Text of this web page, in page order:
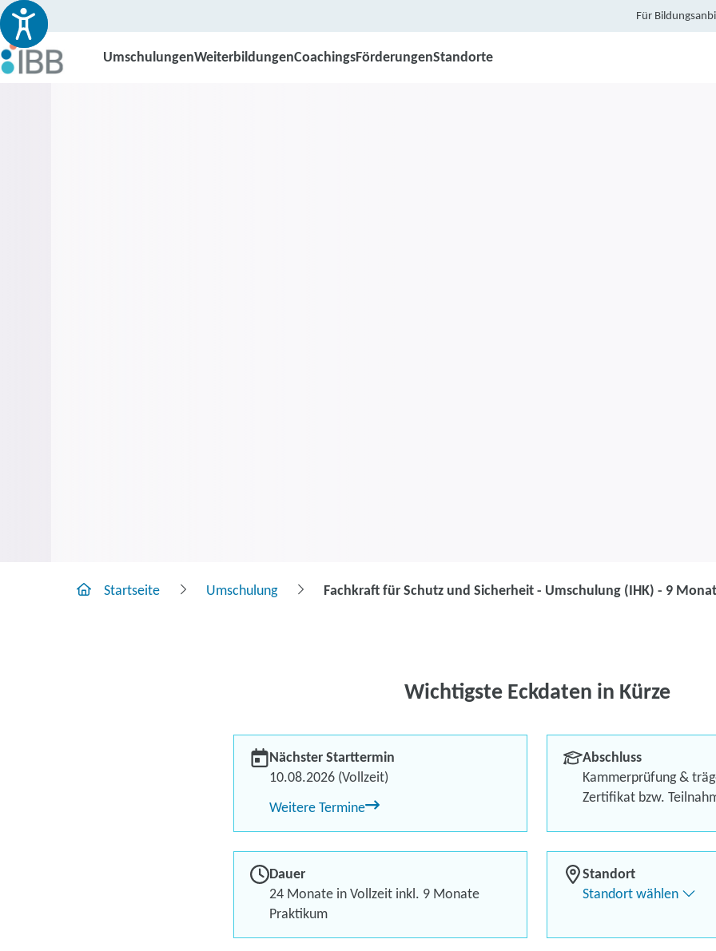
Für
UmschulungenWeiterbildungenCoachingsFörderungenStandorte
Umschulung
Berufliches Profil
Startseite Umschulung Fachkraft für Schutz und Sicherheit - Umschulung (IHK) - 9
Wichtigste Eckdaten in Kürze
Nächster Starttermin
10.08.2026 (Vollzeit)
Weitere Termine
Abschluss
Kammerprüfung &
Zertifikat bzw.
Dauer
24 Monate in Vollzeit inkl. 9 Monate
Praktikum
Standort
Standort wählen